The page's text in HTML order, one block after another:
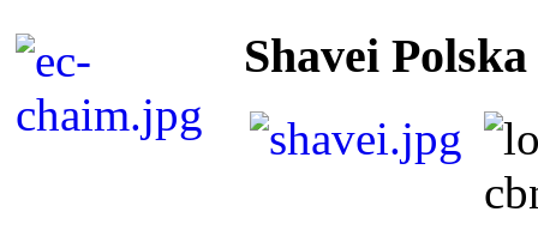
Shavei Polska